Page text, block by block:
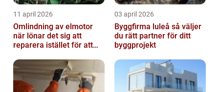
11 april 2026
Omlindning av elmotor
när lönar det sig att
reparera istället för att
03 april 2026
Byggfirma luleå så väljer
du rätt partner för ditt
byggprojekt